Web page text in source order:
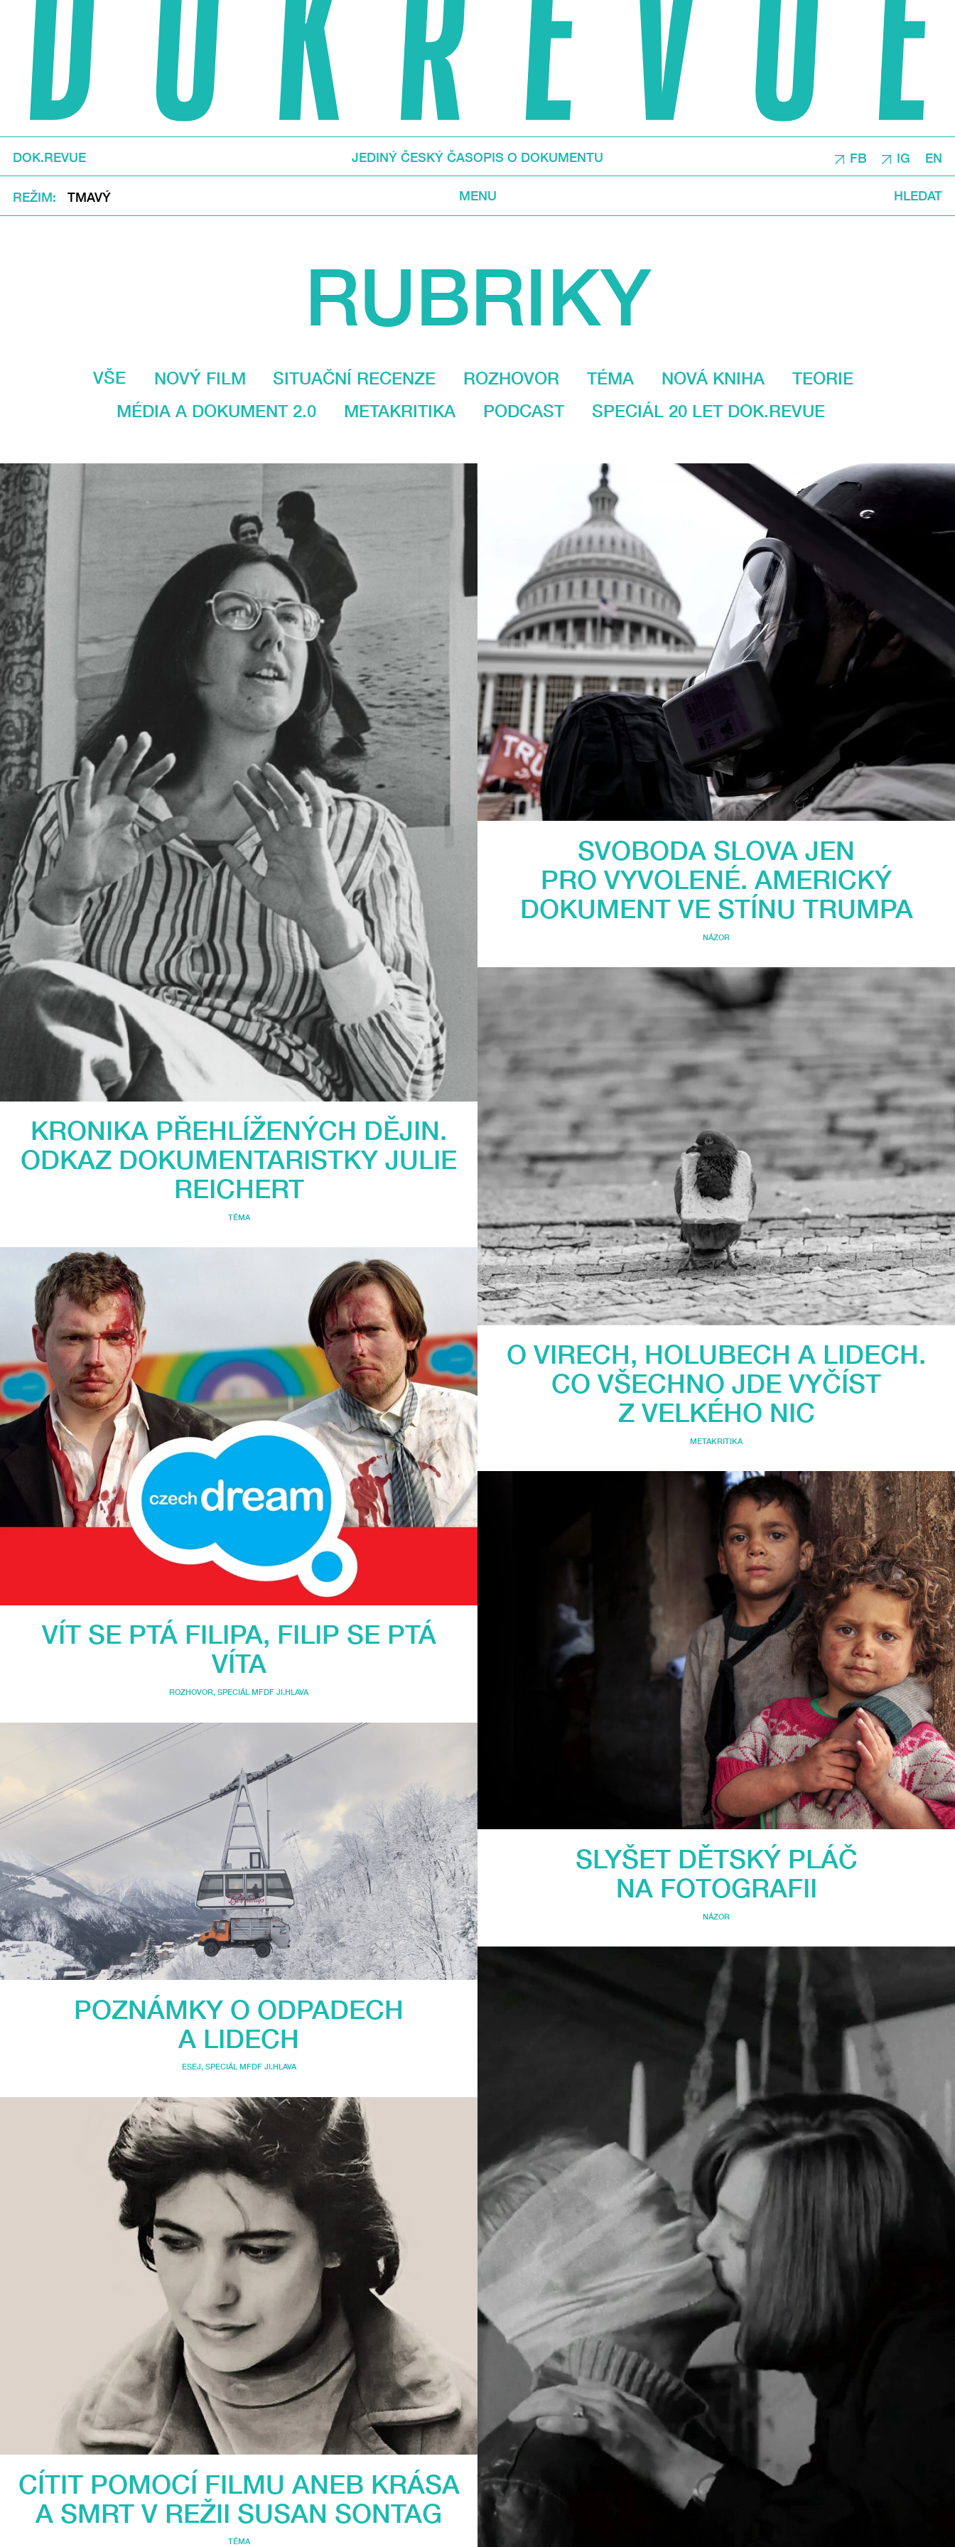
DOK.REVUE JEDINÝ ČESKÝ ČASOPIS O DOKUMENTU FB IG EN
REŽIM TMAVÝ MENU HLEDAT
RUBRIKY
VŠE NOVÝ FILM SITUAČNÍ RECENZE ROZHOVOR TÉMA NOVÁ KNIHA
TEORIE
MÉDIA A DOKUMENT 2.0
METAKRITIKA PODCAST SPECIÁL 20 LET DOK.REVUE
KRONIKA PŘEHLÍŽENÝCH DĚJIN.
ODKAZ DOKUMENTARISTKY JULIE
REICHERT
TÉMA
VÍT SE PTÁ FILIPA, FILIP SE PTÁ
VÍTA
ROZHOVOR, SPECIÁL MFDF JI.HLAVA
POZNÁMKY O ODPADECH
A LIDECH
ESEJ, SPECIÁL MFDF JI.HLAVA
CÍTIT POMOCÍ FILMU ANEB KRÁSA
A SMRT V REŽII SUSAN SONTAG
TÉMA
SVOBODA SLOVA JEN
PRO VYVOLENÉ. AMERICKÝ
DOKUMENT VE STÍNU TRUMPA
NÁZOR
O VIRECH, HOLUBECH A LIDECH.
CO VŠECHNO JDE VYČÍST
Z VELKÉHO NIC
METAKRITIKA
SLYŠET DĚTSKÝ PLÁČ
NA FOTOGRAFII
NÁZOR